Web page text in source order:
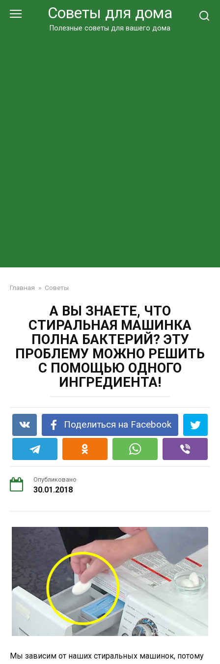
Советы для дома
Полезные советы для вашего дома
Главная » Советы
А ВЫ ЗНАЕТЕ, ЧТО
СТИРАЛЬНАЯ МАШИНКА
ПОЛНА БАКТЕРИЙ? ЭТУ
ПРОБЛЕМУ МОЖНО РЕШИТЬ
С ПОМОЩЬЮ ОДНОГО
ИНГРЕДИЕНТА!
Поделиться на Facebook
Опубликовано
30.01.2018
Мы зависим от наших стиральных машинок, потому